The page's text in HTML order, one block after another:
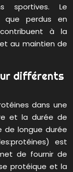
sportives. Le
que perdus en
à la
au maintien de
différents
dans une
et la durée de
de longue durée
est
de fournir de
protéique et la